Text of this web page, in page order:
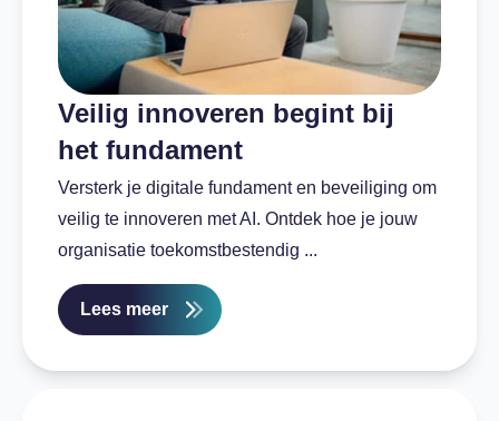
Veilig innoveren begint bij
het fundament
Versterk je digitale fundament en beveiliging om
veilig te innoveren met AI. Ontdek hoe je jouw
organisatie toekomstbestendig ...
Lees meer